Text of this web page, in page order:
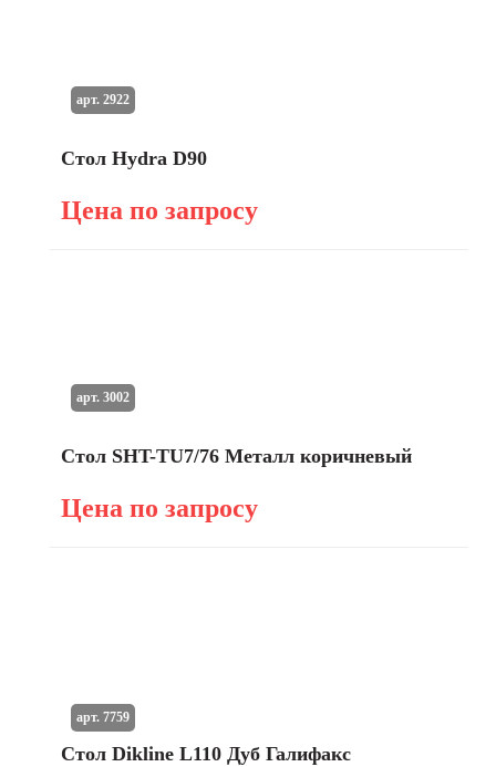
Стол Hydra D90
Цена по запросу
арт. 2922
Стол SHT-TU7/76 Металл коричневый
Цена по запросу
арт. 3002
Стол Dikline L110 Дуб Галифакс
арт. 7759